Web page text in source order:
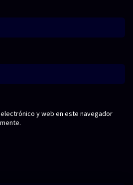
y web en este navegador